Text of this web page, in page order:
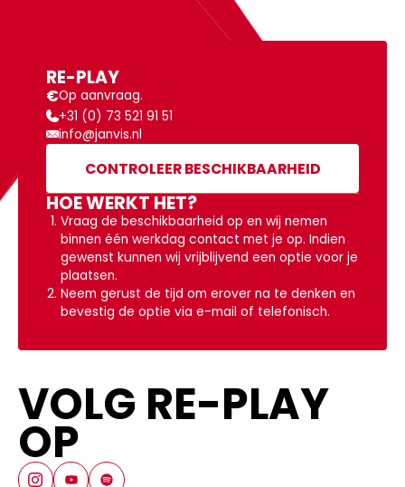
VOLG RE-PLAY
OP
RE-PLAY
€Op aanvraag.
+31 (0) 73 521 91 51
info@janvis.nl
CONTROLEER BESCHIKBAARHEID
HOE WERKT HET?
Vraag de beschikbaarheid op en wij nemen
binnen één werkdag contact met je op. Indien
gewenst kunnen wij vrijblijvend een optie voor je
plaatsen.
Neem gerust de tijd om erover na te denken en
bevestig de optie via e-mail of telefonisch.